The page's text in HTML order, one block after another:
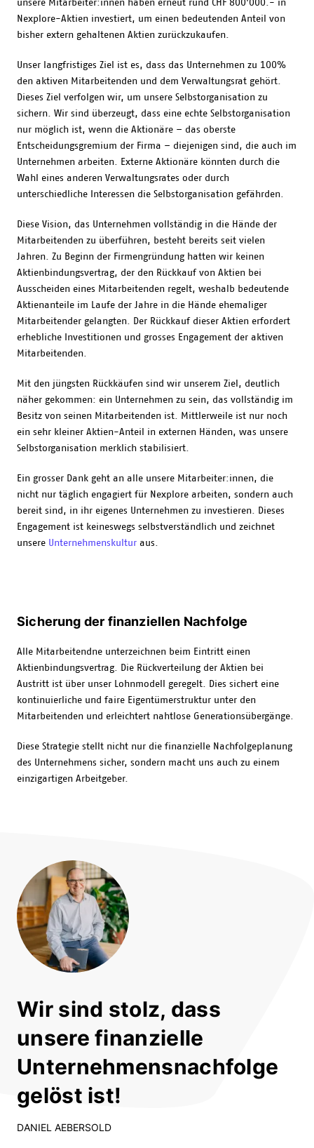
unsere Mitarbeiter:innen haben erneut rund CHF 800'000.- in
Nexplore-Aktien investiert, um einen bedeutenden Anteil von
bisher extern gehaltenen Aktien zurückzukaufen.
Unser langfristiges Ziel ist es, dass das Unternehmen zu 100%
den aktiven Mitarbeitenden und dem Verwaltungsrat gehört.
Dieses Ziel verfolgen wir, um unsere Selbstorganisation zu
sichern. Wir sind überzeugt, dass eine echte Selbstorganisation
nur möglich ist, wenn die Aktionäre – das oberste
Entscheidungsgremium der Firma – diejenigen sind, die auch im
Unternehmen arbeiten. Externe Aktionäre könnten durch die
Wahl eines anderen Verwaltungsrates oder durch
unterschiedliche Interessen die Selbstorganisation gefährden.
Diese Vision, das Unternehmen vollständig in die Hände der
Mitarbeitenden zu überführen, besteht bereits seit vielen
Jahren. Zu Beginn der Firmengründung hatten wir keinen
Aktienbindungsvertrag, der den Rückkauf von Aktien bei
Ausscheiden eines Mitarbeitenden regelt, weshalb bedeutende
Aktienanteile im Laufe der Jahre in die Hände ehemaliger
Mitarbeitender gelangten. Der Rückkauf dieser Aktien erfordert
erhebliche Investitionen und grosses Engagement der aktiven
Mitarbeitenden.
Mit den jüngsten Rückkäufen sind wir unserem Ziel, deutlich
näher gekommen: ein Unternehmen zu sein, das vollständig im
Besitz von seinen Mitarbeitenden ist. Mittlerweile ist nur noch
ein sehr kleiner Aktien-Anteil in externen Händen, was unsere
Selbstorganisation merklich stabilisiert.
Ein grosser Dank geht an alle unsere Mitarbeiter:innen, die
nicht nur täglich engagiert für Nexplore arbeiten, sondern auch
bereit sind, in ihr eigenes Unternehmen zu investieren. Dieses
Engagement ist keineswegs selbstverständlich und zeichnet
unsere Unternehmenskultur aus.
Sicherung der finanziellen Nachfolge
Alle Mitarbeitendne unterzeichnen beim Eintritt einen
Aktienbindungsvertrag. Die Rückverteilung der Aktien bei
Austritt ist über unser Lohnmodell geregelt. Dies sichert eine
kontinuierliche und faire Eigentümerstruktur unter den
Mitarbeitenden und erleichtert nahtlose Generationsübergänge.
Diese Strategie stellt nicht nur die finanzielle Nachfolgeplanung
des Unternehmens sicher, sondern macht uns auch zu einem
einzigartigen Arbeitgeber.
Wir sind stolz, dass
unsere finanzielle
Unternehmensnachfolge
gelöst ist!
DANIEL AEBERSOLD